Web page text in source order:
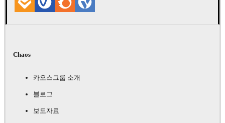
Chaos
카오스그룹 소개
블로그
보도자료